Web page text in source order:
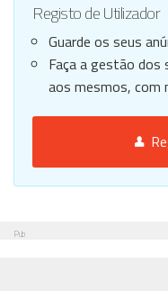
Registo de Utilizador
Guarde os seus
Faça a gestão dos
aos mesmos, com
Pub